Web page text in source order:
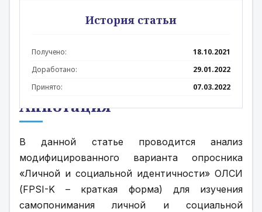
Аннотация
В данной статье проводится анализ
модифицированного варианта опросника
«Личной и социальной идентичности» ОЛСИ
(FPSI-K – краткая форма) для изучения
самопонимания личной и социальной
История статьи
Получено:
18.10.2021
Доработано:
29.01.2022
Принято:
07.03.2022